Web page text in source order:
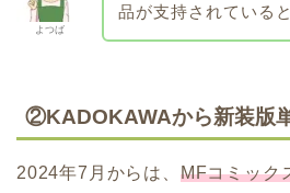
よつば
品が支持されている
②KADOKAWAから新装版
2024年7月からは、 MFコミック